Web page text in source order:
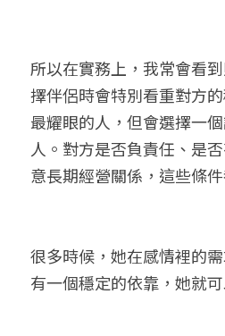
所以在實務上，我常會看
擇伴侶時會特別看重對方
最耀眼的人，但會選擇一
人。對方是否負責任、是
意長期經營關係，這些條
很多時候，她在感情裡的
有一個穩定的依靠，她就